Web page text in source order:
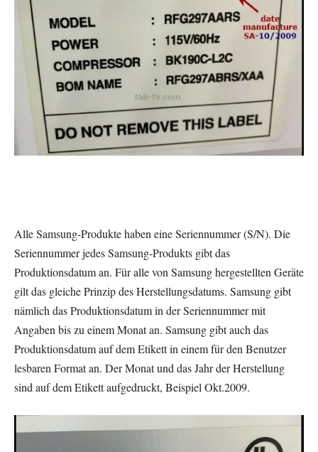
Alle Samsung-Produkte haben eine Seriennummer (S/N). Die
Seriennummer jedes Samsung-Produkts gibt das
Produktionsdatum an. Für alle von Samsung hergestellten Geräte
gilt das gleiche Prinzip des Herstellungsdatums. Samsung gibt
nämlich das Produktionsdatum in der Seriennummer mit
Angaben bis zu einem Monat an. Samsung gibt auch das
Produktionsdatum auf dem Etikett in einem für den Benutzer
lesbaren Format an. Der Monat und das Jahr der Herstellung
sind auf dem Etikett aufgedruckt, Beispiel Okt.2009.